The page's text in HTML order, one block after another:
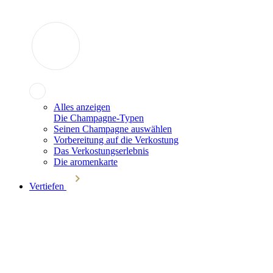
Alles anzeigen
Die Champagne-Typen
Seinen Champagne auswählen
Vorbereitung auf die Verkostung
Das Verkostungserlebnis
Die aromenkarte
Vertiefen